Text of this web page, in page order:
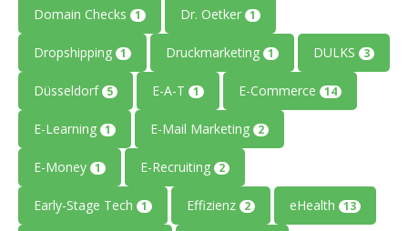
Domain Checks 1 Dr. Oetker 1
Dropshipping 1 Druckmarketing 1 DULKS 3
Düsseldorf 5 E-A-T 1 E-Commerce 14
E-Learning 1 E-Mail Marketing 2
E-Money 1 E-Recruiting 2
Early-Stage Tech 1 Effizienz 2 eHealth 13